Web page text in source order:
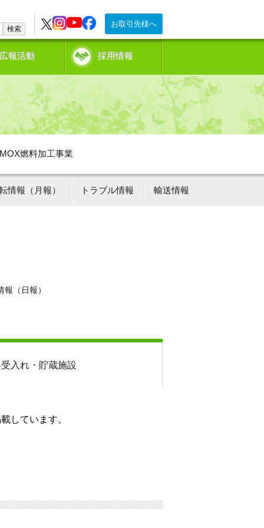
お取引先様へ
検索
広報活動 採用情報
MOX燃料加工事業
情報（月報） トラブル情報 輸送情報
（日報）
受入れ・貯蔵施設
しています。